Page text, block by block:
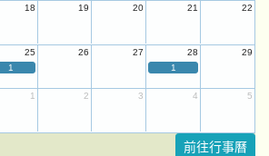
18 19 20 21
22
25 26 27 28
29
1
1
1 2 3 4
5
前往行事曆